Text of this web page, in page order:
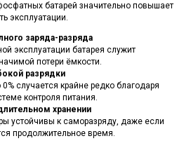
батарей значительно повышает
эксплуатации.
заряда-разряда
эксплуатации батарея служит
потери ёмкости.
разрядки
случается крайне редко благодаря
контроля питания.
хранении
устойчивы к саморазряду, даже если
продолжительное время.